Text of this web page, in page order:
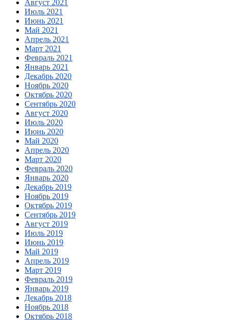
Август 2021
Июль 2021
Июнь 2021
Май 2021
Апрель 2021
Март 2021
Февраль 2021
Январь 2021
Декабрь 2020
Ноябрь 2020
Октябрь 2020
Сентябрь 2020
Август 2020
Июль 2020
Июнь 2020
Май 2020
Апрель 2020
Март 2020
Февраль 2020
Январь 2020
Декабрь 2019
Ноябрь 2019
Октябрь 2019
Сентябрь 2019
Август 2019
Июль 2019
Июнь 2019
Май 2019
Апрель 2019
Март 2019
Февраль 2019
Январь 2019
Декабрь 2018
Ноябрь 2018
Октябрь 2018